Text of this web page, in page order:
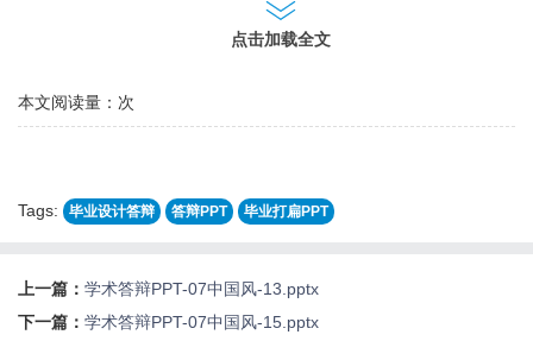
点击加载全文
本文阅读量： 次
Tags: 毕业设计答辩 答辩PPT 毕业打扁PPT
上一篇： 学术答辩PPT-07中国风-13.pptx
下一篇： 学术答辩PPT-07中国风-15.pptx